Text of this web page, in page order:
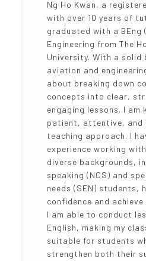
Ng Ho Kwan, a
with over 10 years of
graduated with a BEng
Engineering from The
University. With a solid
aviation and
about breaking down
concepts into clear,
engaging lessons. I am
patient, attentive, and
teaching approach. I
experience working
diverse backgrounds,
speaking (NCS) and
needs (SEN) students,
confidence and
I am able to conduct
English, making my
suitable for students
strengthen both their